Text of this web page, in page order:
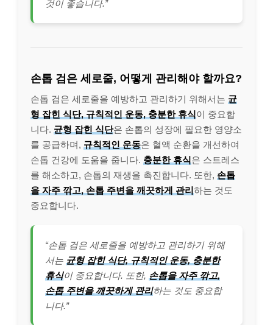
것이 좋습니다.”
손톱 검은 세로줄, 어떻게 관리해야 할까요?
손톱 검은 세로줄을 예방하고 관리하기 위해서는 균
형 잡힌 식단, 규칙적인 운동, 충분한 휴식이 중요합
니다. 균형 잡힌 식단은 손톱의 성장에 필요한 영양소
를 공급하며, 규칙적인 운동은 혈액 순환을 개선하여
손톱 건강에 도움을 줍니다. 충분한 휴식은 스트레스
를 해소하고, 손톱의 재생을 촉진합니다. 또한, 손톱
을 자주 깎고, 손톱 주변을 깨끗하게 관리하는 것도
중요합니다.
“손톱 검은 세로줄을 예방하고 관리하기 위해
서는 균형 잡힌 식단, 규칙적인 운동, 충분한
휴식이 중요합니다. 또한, 손톱을 자주 깎고,
손톱 주변을 깨끗하게 관리하는 것도 중요합
니다.”